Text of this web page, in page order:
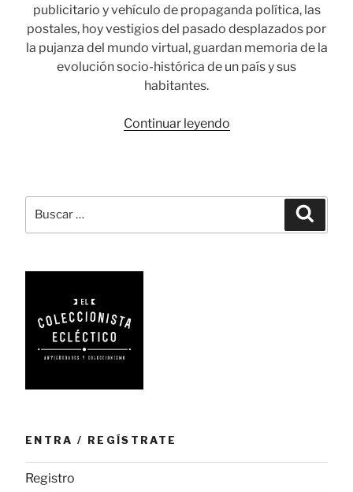
publicitario y vehículo de propaganda política, las
postales, hoy vestigios del pasado desplazados por
la pujanza del mundo virtual, guardan memoria de la
evolución socio-histórica de un país y sus
habitantes.
Continuar leyendo«Postales,
memoria
por:
ENTRA / REGÍSTRATE
Registro